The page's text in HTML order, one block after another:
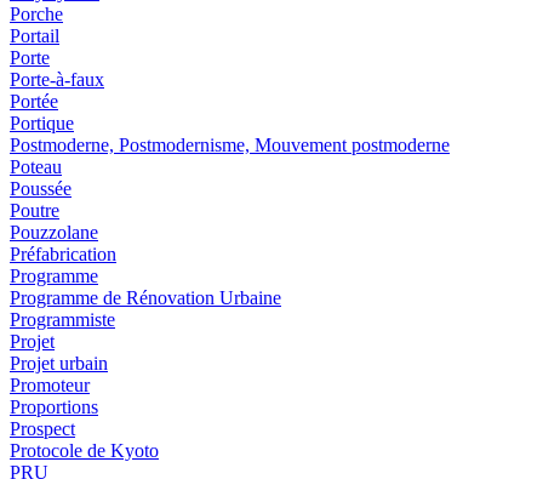
Porche
Portail
Porte
Porte-à-faux
Portée
Portique
Postmoderne, Postmodernisme, Mouvement postmoderne
Poteau
Poussée
Poutre
Pouzzolane
Préfabrication
Programme
Programme de Rénovation Urbaine
Programmiste
Projet
Projet urbain
Promoteur
Proportions
Prospect
Protocole de Kyoto
PRU